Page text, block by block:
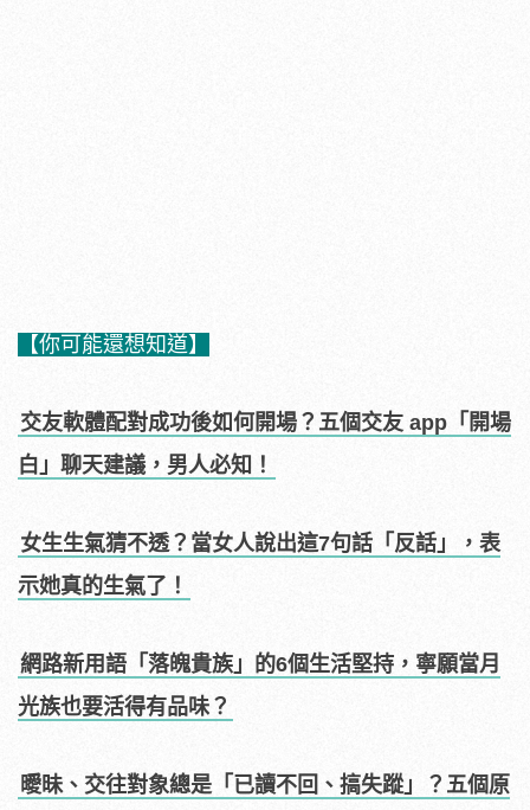
【你可能還想知道】
交友軟體配對成功後如何開場？五個交友 app「開場
白」聊天建議，男人必知！
女生生氣猜不透？當女人說出這7句話「反話」，表
示她真的生氣了！
網路新用語「落魄貴族」的6個生活堅持，寧願當月
光族也要活得有品味？
曖昧、交往對象總是「已讀不回、搞失蹤」？五個原